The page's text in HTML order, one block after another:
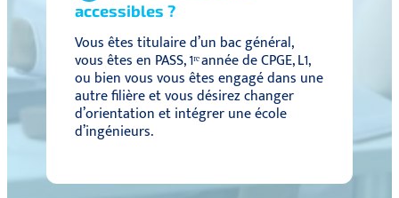
accessibles ?
Vous êtes titulaire d’un bac général,
vous êtes en PASS, 1ʳᵉ année de CPGE, L1,
ou bien vous vous êtes engagé dans une
autre filière et vous désirez changer
d’orientation et intégrer une école
d’ingénieurs.